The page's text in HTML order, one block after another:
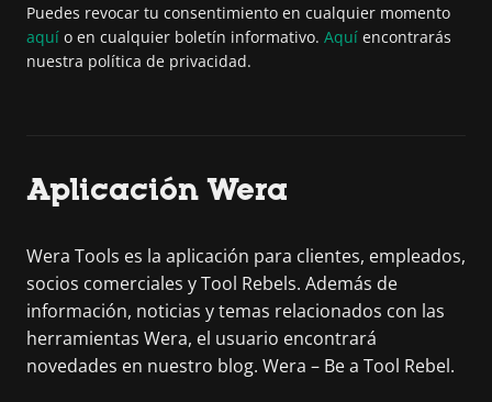
Puedes revocar tu consentimiento en cualquier momento
aquí o en cualquier boletín informativo. Aquí encontrarás
nuestra política de privacidad.
Aplicación Wera
Wera Tools es la aplicación para clientes, empleados,
socios comerciales y Tool Rebels. Además de
información, noticias y temas relacionados con las
herramientas Wera, el usuario encontrará
novedades en nuestro blog. Wera – Be a Tool Rebel.